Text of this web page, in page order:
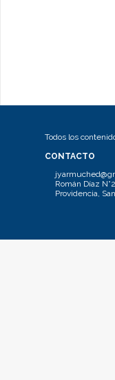
Todos los
CONTACTO
Román Díaz
Providencia,